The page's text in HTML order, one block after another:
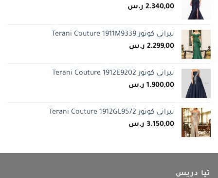
2.340,00 ر.س
تيراني كوتور Terani Couture 1911M9339
2.299,00 ر.س
تيراني كوتور Terani Couture 1912E9202
1.900,00 ر.س
تيراني كوتور Terani Couture 1912GL9572
3.150,00 ر.س
تيا دريس